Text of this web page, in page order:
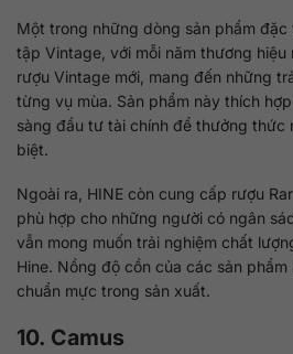
Một trong những dòng sản phẩm đặc
tập Vintage, với mỗi năm thương hiệu
rượu Vintage mới, mang đến những
từng vụ mùa. Sản phẩm này thích
sàng đầu tư tài chính để thưởng thức
biệt.
Ngoài ra, HINE còn cung cấp rượu
phù hợp cho những người có ngân
vẫn mong muốn trải nghiệm chất
Hine. Nồng độ cồn của các sản
chuẩn mực trong sản xuất.
10. Camus